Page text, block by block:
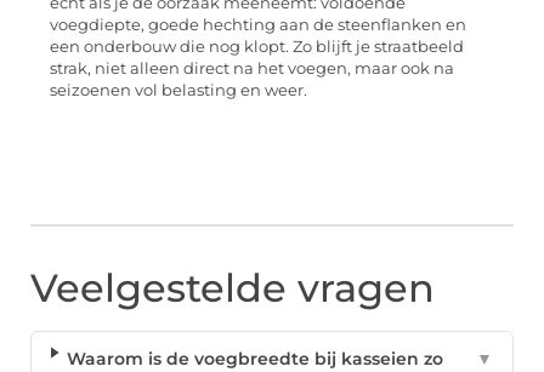
voegdiepte, goede hechting aan de steenflanken en
een onderbouw die nog klopt. Zo blijft je straatbeeld
strak, niet alleen direct na het voegen, maar ook na
seizoenen vol belasting en weer.
Veelgestelde vragen
Waarom is de voegbreedte bij kasseien zo
▼